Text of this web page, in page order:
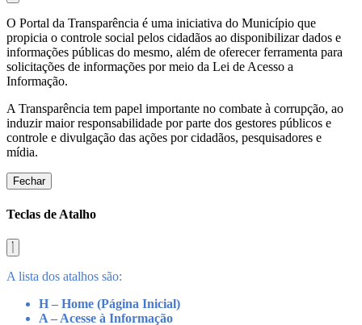
O Portal da Transparência é uma iniciativa do Município que
propicia o controle social pelos cidadãos ao disponibilizar dados e
informações públicas do mesmo, além de oferecer ferramenta para
solicitações de informações por meio da Lei de Acesso a
Informação.
A Transparência tem papel importante no combate à corrupção, ao
induzir maior responsabilidade por parte dos gestores públicos e
controle e divulgação das ações por cidadãos, pesquisadores e
mídia.
Fechar
Teclas de Atalho
A lista dos atalhos são:
H – Home (Página Inicial)
A – Acesse à Informação